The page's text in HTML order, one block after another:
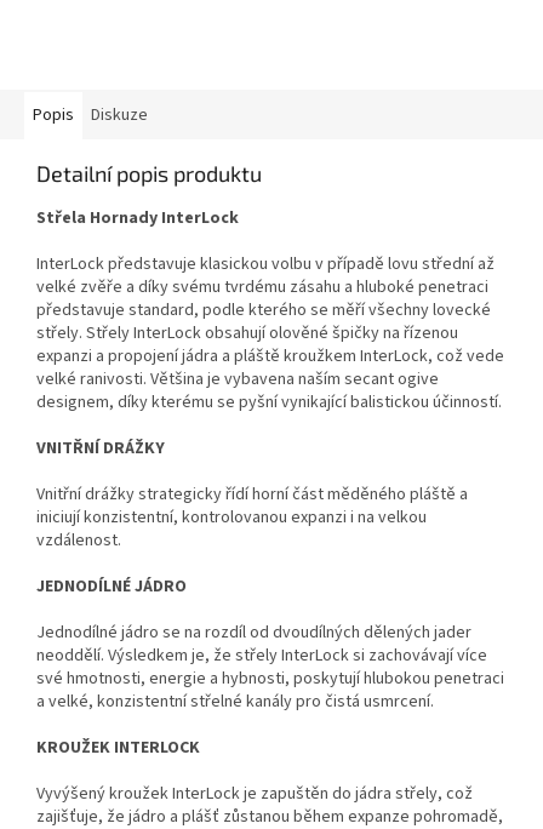
Popis Diskuze
Detailní popis produktu
Střela Hornady InterLock
InterLock představuje klasickou volbu v případě lovu střední až
velké zvěře a díky svému tvrdému zásahu a hluboké penetraci
představuje standard, podle kterého se měří všechny lovecké
střely. Střely InterLock obsahují olověné špičky na řízenou
expanzi a propojení jádra a pláště kroužkem InterLock, což vede
velké ranivosti. Většina je vybavena naším secant ogive
designem, díky kterému se pyšní vynikající balistickou účinností.
VNITŘNÍ DRÁŽKY
Vnitřní drážky strategicky řídí horní část měděného pláště a
iniciují konzistentní, kontrolovanou expanzi i na velkou
vzdálenost.
JEDNODÍLNÉ JÁDRO
Jednodílné jádro se na rozdíl od dvoudílných dělených jader
neoddělí. Výsledkem je, že střely InterLock si zachovávají více
své hmotnosti, energie a hybnosti, poskytují hlubokou penetraci
a velké, konzistentní střelné kanály pro čistá usmrcení.
KROUŽEK INTERLOCK
Vyvýšený kroužek InterLock je zapuštěn do jádra střely, což
zajišťuje, že jádro a plášť zůstanou během expanze pohromadě,